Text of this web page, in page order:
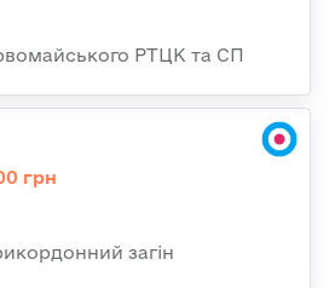
РТЦК та СП
грн
загін